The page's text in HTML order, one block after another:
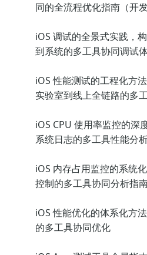
同的全流程优化指南（开
iOS 调试的全景式实践，
到系统的多工具协同调试
iOS 性能测试的工程化方
实验室到线上全链路的多
iOS CPU 使用率监控的深
系统日志的多工具性能分
iOS 内存占用监控的系统
控制的多工具协同分析指
iOS 性能优化的体系化方
的多工具协同优化